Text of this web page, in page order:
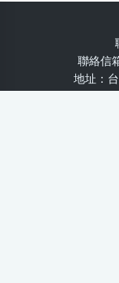
聯絡信
地址：